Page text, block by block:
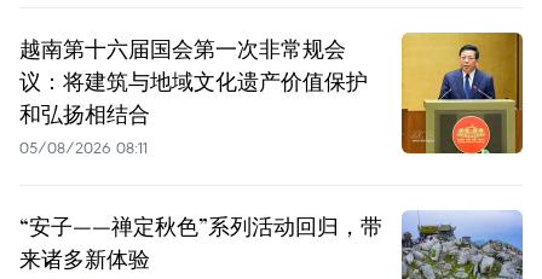
越南第十六届国会第一次非常规会
议：将建筑与地域文化遗产价值保护
和弘扬相结合
05/08/2026 08:11
“安子——禅定秋色”系列活动回归，带
来诸多新体验